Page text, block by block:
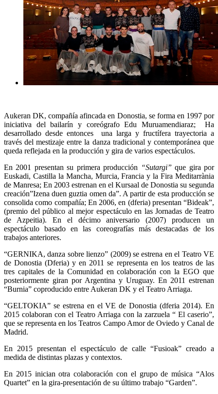
Aukeran DK, compañía afincada en Donostia, se forma en 1997 por
iniciativa del bailarín y coreógrafo Edu Muruamendiaraz; Ha
desarrollado desde entonces una larga y fructífera trayectoria a
través del mestizaje entre la danza tradicional y contemporánea que
queda reflejada en la producción y gira de varios espectáculos.
En 2001 presentan su primera producción “Sutargi” que gira por
Euskadi, Castilla la Mancha, Murcia, Francia y la Fira Meditarrània
de Manresa; En 2003 estrenan en el Kursaal de Donostia su segunda
creación”Izena duen guztia omen da”. A partir de esta producción se
consolida como compañía; En 2006, en (dferia) presentan “Bideak”,
(premio del público al mejor espectáculo en las Jornadas de Teatro
de Azpeitia). En el décimo aniversario (2007) producen un
espectáculo basado en las coreografías más destacadas de los
trabajos anteriores.
“GERNIKA, danza sobre lienzo” (2009) se estrena en el Teatro VE
de Donostia (Dferia) y en 2011 se representa en los teatros de las
tres capitales de la Comunidad en colaboración con la EGO que
posteriormente giran por Argentina y Uruguay. En 2011 estrenan
“Burnia” coproducido entre Aukeran DK y el Teatro Arriaga.
“GELTOKIA” se estrena en el VE de Donostia (dferia 2014). En
2015 colaboran con el Teatro Arriaga con la zarzuela “ El caserio”,
que se representa en los Teatros Campo Amor de Oviedo y Canal de
Madrid.
En 2015 presentan el espectáculo de calle “Fusioak” creado a
medida de distintas plazas y contextos.
En 2015 inician otra colaboración con el grupo de música “Alos
Quartet” en la gira-presentación de su último trabajo “Garden”.